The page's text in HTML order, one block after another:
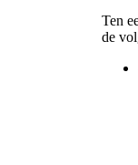
Ten
de